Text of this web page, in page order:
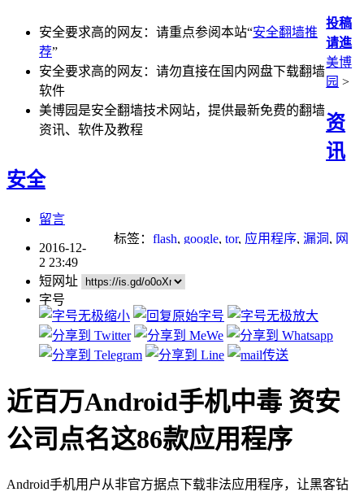
安全要求高的网友：请重点参阅本站“安全翻墙推
荐”
安全要求高的网友：请勿直接在国内网盘下载翻墙
软件
美博园是安全翻墙技术网站，提供最新免费的翻墙
资讯、软件及教程
投稿
请進
美博
园 >
资
讯
安全
留言
标签： flash, google, tor, 应用程序, 漏洞 , 网
2016-12-
2 23:49
短网址
字号
近百万Android手机中毒 资安
公司点名这86款应用程序
Android手机用户从非官方据点下载非法应用程序，让黑客钻